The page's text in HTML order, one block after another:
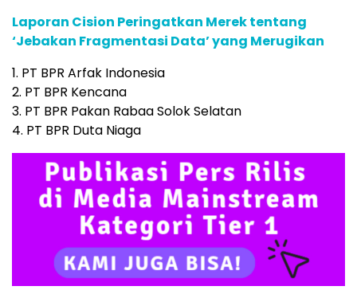
Laporan Cision Peringatkan Merek tentang
‘Jebakan Fragmentasi Data’ yang Merugikan
1. PT BPR Arfak Indonesia
2. PT BPR Kencana
3. PT BPR Pakan Rabaa Solok Selatan
4. PT BPR Duta Niaga